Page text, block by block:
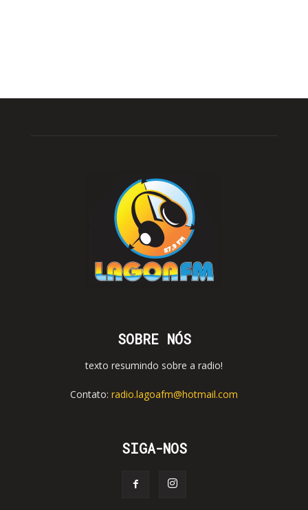
SOBRE NÓS
texto resumindo sobre a radio!
Contato: radio.lagoafm@hotmail.com
SIGA-NOS